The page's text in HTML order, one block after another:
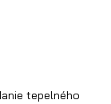
tepelného